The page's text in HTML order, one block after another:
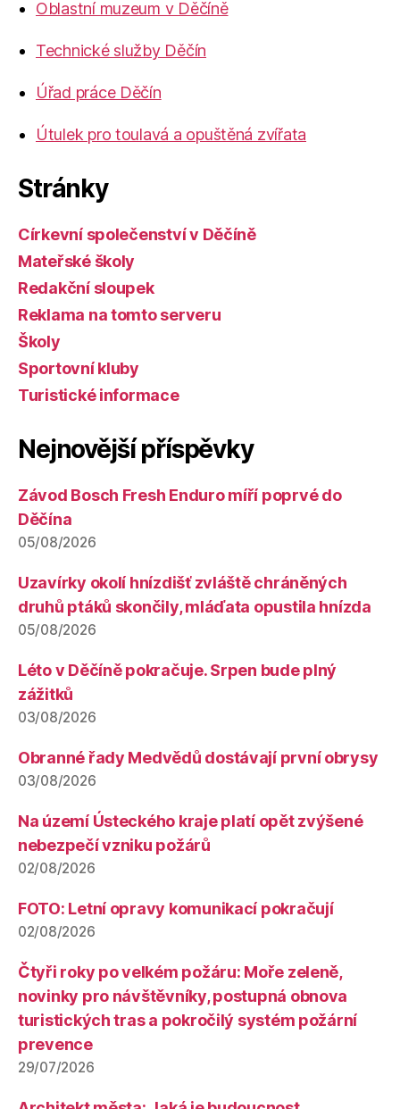
Oblastní muzeum v Děčíně
Technické služby Děčín
Úřad práce Děčín
Útulek pro toulavá a opuštěná zvířata
Stránky
Církevní společenství v Děčíně
Mateřské školy
Redakční sloupek
Reklama na tomto serveru
Školy
Sportovní kluby
Turistické informace
Nejnovější příspěvky
Závod Bosch Fresh Enduro míří poprvé do
Děčína
05/08/2026
Uzavírky okolí hnízdišť zvláště chráněných
druhů ptáků skončily, mláďata opustila hnízda
05/08/2026
Léto v Děčíně pokračuje. Srpen bude plný
zážitků
03/08/2026
Obranné řady Medvědů dostávají první obrysy
03/08/2026
Na území Ústeckého kraje platí opět zvýšené
nebezpečí vzniku požárů
02/08/2026
FOTO: Letní opravy komunikací pokračují
02/08/2026
Čtyři roky po velkém požáru: Moře zeleně,
novinky pro návštěvníky, postupná obnova
turistických tras a pokročilý systém požární
prevence
29/07/2026